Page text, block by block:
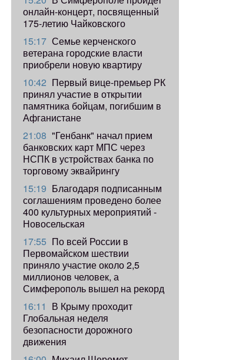
онлайн-концерт, посвященный
175-летию Чайковского
15:17 Семье керченского
ветерана городские власти
приобрели новую квартиру
10:42 Первый вице-премьер РК
принял участие в открытии
памятника бойцам, погибшим в
Афганистане
21:08 "Генбанк" начал прием
банковских карт МПС через
НСПК в устройствах банка по
торговому эквайрингу
15:19 Благодаря подписанным
соглашениям проведено более
400 культурных мероприятий -
Новосельская
17:55 ​По всей России в
Первомайском шествии
приняло участие около 2,5
миллионов человек, а
Симферополь вышел на рекорд
16:11 В Крыму проходит
Глобальная неделя
безопасности дорожного
движения